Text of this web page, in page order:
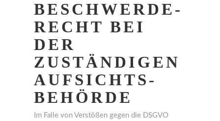
BESCHWERDE­
RECHT BEI
DER
ZUSTÄNDIGEN
AUFSICHTS­
BEHÖRDE
Im Falle von Verstößen gegen die DSGVO